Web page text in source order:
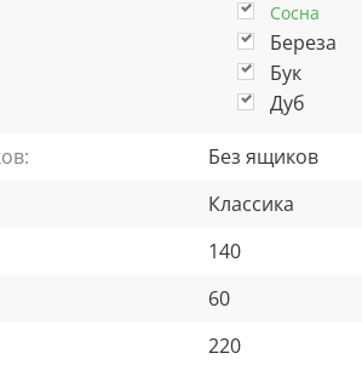
Сосна
Береза
Бук
Дуб
Без ящиков
Классика
140
60
220